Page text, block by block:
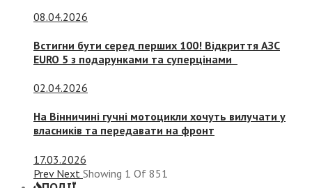
08.04.2026
Встигни бути серед перших 100! Відкриття АЗС
EURO 5 з подарунками та суперцінами
02.04.2026
На Вінничині гучні мотоцикли хочуть вилучати у
власників та передавати на фронт
17.03.2026
Prev Next Showing 1 Of 851